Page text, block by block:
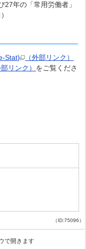
年の「常用労働者」
Stat)
（外部リンク）
部リンク） をご覧くださ
（ID:75096）
で開きます